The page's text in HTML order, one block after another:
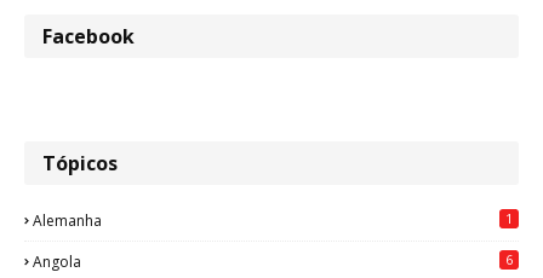
Facebook
Tópicos
Alemanha 1
Angola 6